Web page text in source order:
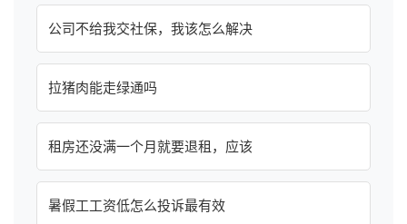
公司不给我交社保，我该怎么解决
拉猪肉能走绿通吗
租房还没满一个月就要退租，应该
暑假工工资低怎么投诉最有效